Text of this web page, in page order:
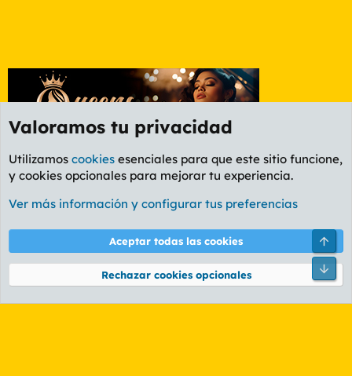
Etiquetas
Cookies
PL OLDSTYLE AMARILLO
Términos y reglas Política de privacidad Ayuda
Community platform by XenForo® © 2010-2026 XenForo Ltd.
Valoramos tu privacidad
Utilizamos cookies esenciales para que este sitio funcione,
y cookies opcionales para mejorar tu experiencia.
Ver más información y configurar tus preferencias
Aceptar todas las cookies
Rechazar cookies opcionales
Pie